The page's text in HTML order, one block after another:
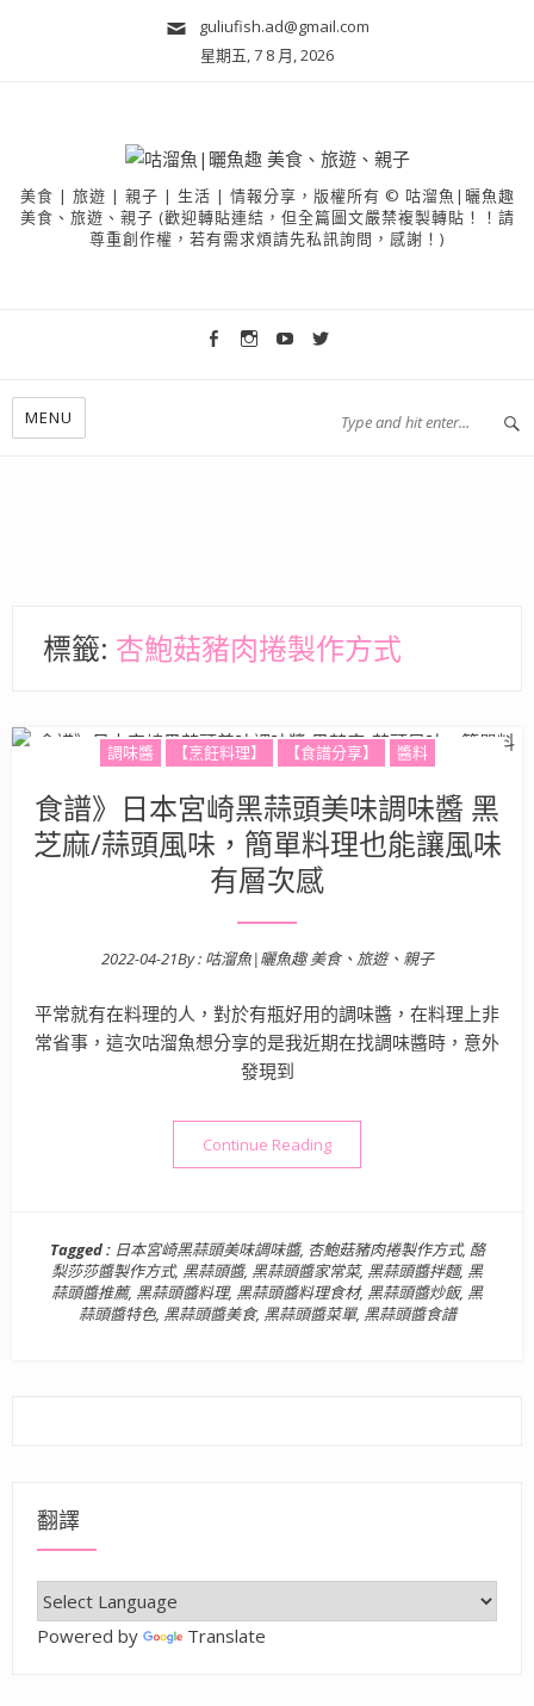
guliufish.ad@gmail.com
星期五, 7 8 月, 2026
美食 | 旅遊 | 親子 | 生活 | 情報分享，版權所有 © 咕溜魚|曬魚趣
美食、旅遊、親子 (歡迎轉貼連結，但全篇圖文嚴禁複製轉貼！！請
尊重創作權，若有需求煩請先私訊詢問，感謝！)
MENU
標籤: 杏鮑菇豬肉捲製作方式
調味醬 【烹飪料理】 【食譜分享】 醬料
食譜》日本宮崎黑蒜頭美味調味醬 黑
芝麻/蒜頭風味，簡單料理也能讓風味
有層次感
Posted on
2022-04-21By : 咕溜魚|曬魚趣 美食、旅遊、親子
平常就有在料理的人，對於有瓶好用的調味醬，在料理上非
常省事，這次咕溜魚想分享的是我近期在找調味醬時，意外
發現到
Continue Reading“食譜》日本宮崎黑蒜頭美味
Tagged : 日本宮崎黑蒜頭美味調味醬, 杏鮑菇豬肉捲製作方式, 酪
梨莎莎醬製作方式, 黑蒜頭醬, 黑蒜頭醬家常菜, 黑蒜頭醬拌麵, 黑
蒜頭醬推薦, 黑蒜頭醬料理, 黑蒜頭醬料理食材, 黑蒜頭醬炒飯, 黑
蒜頭醬特色, 黑蒜頭醬美食, 黑蒜頭醬菜單, 黑蒜頭醬食譜
翻譯
Powered by Translate